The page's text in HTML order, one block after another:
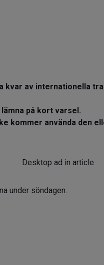
kvar av internationella
på kort varsel.
kommer använda den
Desktop ad in article
under söndagen.